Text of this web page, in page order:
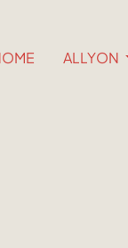
ALLYON